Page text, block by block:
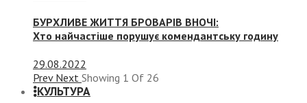
БУРХЛИВЕ ЖИТТЯ БРОВАРІВ ВНОЧІ:
Хто найчастіше порушує комендантську годину
29.08.2022
Prev Next Showing 1 Of 26
КУЛЬТУРА